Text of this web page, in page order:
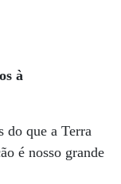
à
do que a Terra
é nosso grande